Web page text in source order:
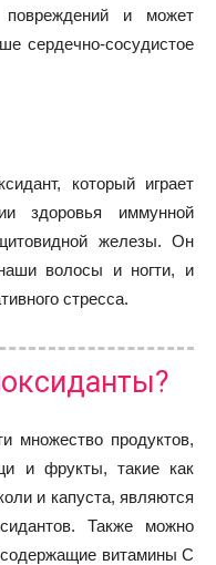
повреждений и может
сердечно-сосудистое
который играет
здоровья иммунной
железы. Он
волосы и ногти, и
стресса.
множество продуктов,
и фрукты, такие как
и капуста, являются
Также можно
витамины C